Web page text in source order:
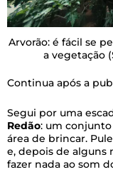
Arvorão: é fácil se
a vegetação
Continua após a
Segui por uma
Redão: um
área de brincar.
e, depois de alguns
fazer nada ao som